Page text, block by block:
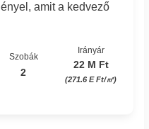
amit a kedvező
Szobák
2
Irányár
22 M Ft
(271.6 E Ft/㎡)